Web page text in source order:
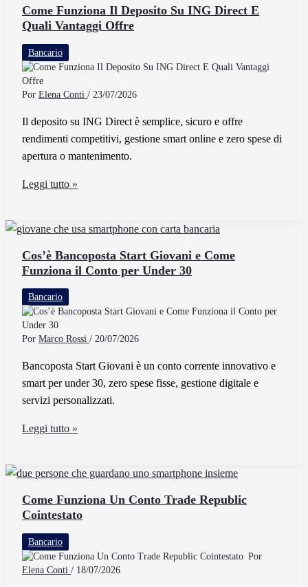
Est
e
Quali
Servizi
Offre
ai
Come Funziona Il Deposito Su ING Direct E
Quali Vantaggi Offre
Bancario
Por Elena Conti / 23/07/2026
Il deposito su ING Direct è semplice, sicuro e offre
rendimenti competitivi, gestione smart online e zero spese di
apertura o mantenimento.
Come
Deposito
Su
ING
Direct
E
Quali
Vantaggi
Leggi tutto »
Cos’è Bancoposta Start Giovani e Come
Funziona il Conto per Under 30
Bancario
Por Marco Rossi / 20/07/2026
Bancoposta Start Giovani è un conto corrente innovativo e
smart per under 30, zero spese fisse, gestione digitale e
servizi personalizzati.
Cos’è
Giovani
e
Come
Funziona
il
Conto
Leggi tutto »
Come Funziona Un Conto Trade Republic
Cointestato
Bancario
Por
Elena Conti / 18/07/2026